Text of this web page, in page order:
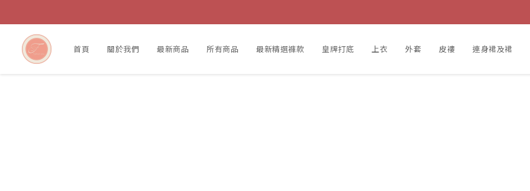
首頁 關於我們 最新商品 所有商品 最新精選褲款 皇牌打底 上衣 外套 皮褸 連身裙及裙